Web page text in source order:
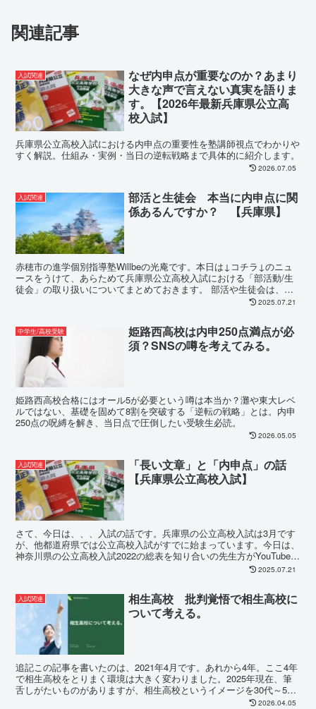
関連記事
入試関連
なぜ内申点が重要なのか？あまり
大きな声で言えない真実を語りま
す。【2026年最新兵庫県公立高
校入試】
兵庫県公立高校入試における内申点の重要性を塾講師視点でわかりや
すく解説。仕組み・実例・当日の逆転戦略まで具体的に紹介します。
2026.07.05
入試関連
部活と生徒会 本当に内申点に関
係あるんですか？ 【兵庫県】
赤穂市の進学個別指導塾Willbeの光庵です。本日は↓コチラ↓のニュ
ースをうけて、あらためて兵庫県公立高校入試における「部活動/生
徒会」の取り扱いについてまとめておきます。 部活や生徒会は、ほ
2025.07.21
中学生/高校受験
姫路西高校は内申250点満点が必
須？SNSの噂を考えてみる。
姫路西高校合格にはオール5が必要という噂は本当か？灘や東大レベ
ルではない、基礎を固めて8割を突破する「逆転の戦略」とは。内申
250点の呪縛を解き、当日点で圧倒したい受験生必読。
2026.05.05
入試関連
「長い文章」と「内申点」の話
【兵庫県公立高校入試】
さて、今日は、、、入試の話です。兵庫県の公立高校入試は3月です
が、他都道府県では公立高校入試がすでに始まっています。今日は、
神奈川県の公立高校入試2022の総表を知り合いの先生方がYouTubeラ
2025.07.21
入試関連
相生高校 批判覚悟で相生高校に
ついて考える。
追記この記事を書いたのは、2021年4月です。あれから4年。ここ4年
で相生高校をとりまく環境は大きく変わりました。2025年現在、筆
舌しがたいものがありますが、相生高校というイメージを30代～50
2026.04.05